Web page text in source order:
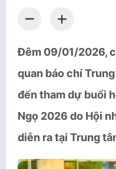
Đêm 09/01/2026,
quan báo chí
đến tham dự buổi
Ngọ 2026 do Hội
diễn ra tại Trung